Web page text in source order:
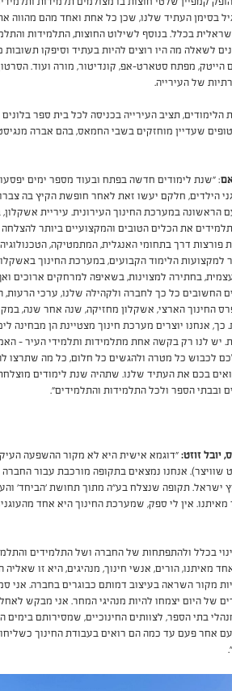
בסימן העתיד שלנו, שכן כל אחת ואחד מהם מהווה
בכלל. בנוסף לשילוט החוצות, התלמידות
לשאלה מה היו רוצים להיות בעתיד וסיפקו תשובות
הייטק, מפתח סטארט-אפ, קונדיטור, מורה ועוד.
של העירייה.
הלימודים, תציב העירייה בכניסה לכל בית ספר
שעדיין מוחזקים בשבי החמאס, בהם אברה
: "שנת לימודים חדשה בפתח ובעוד מספר ימים
הילדים, חלקם יעשו זאת לאחר חופשת הקיץ בה
הראשונה במערכת החינוך העירונית. עיריית
את הכלים הטובים והמקצועיים ביותר
פורצות דרך בתחומי האנגלית, המתמטיקה,
למקצועות הלימוד הקבועים, במערכת החינוך
בחתירה למצוינות, בשאיפה למרחקים ארוכים
החשובים כל כך לחברה ולקהילה שלנו, ערכי הרעות,
החינוך הארצי, אשקלון מחזיקה, שנה אחר שנה,
אנחנו יוצרים מערכת חינוך מצטיינת הן מבחינה
יש לנו רק בקשה אחת מתלמידות ותלמידי העיר -
לכבוש כל מטרה ולהגשים כל חלום, כל מה שתרצו
בכם את העתיד שלנו. שתהיה שנת לימודים
ובבתי הספר ולכל התלמידות והתלמידים".
יובל זוזט:"דוגמא אישית היא לא מקור ההשפעה
אנחנו נמצאים בתקופה מורכבת עבור החברה
ישראל. תקופה שנצלח בע"ה מתוך תחושת 'הביחד'
אין לי ספק, שמערכת החינוך היא אחד
בכלל ולהתפתחות של החברה ושל התלמידים
מאיתנו, הורים, אנשי חינוך, מנהיגים, היא זו שאליה
מקור השראה בעיצוב דמותם כבוגרים בחברה. אני
של היום יצמחו להיות מנהיגי המחר. אני מבקש
בתי הספר, לצוותים החינוכיים, שמסירותם
פעם אחר פעם עד כמה הם רואים בעבודת החינוך